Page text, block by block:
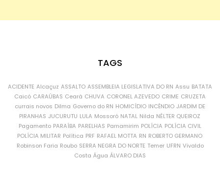
TAGS
ACIDENTE Alcaçuz ASSALTO ASSEMBLEIA LEGISLATIVA DO RN Assu BATATA
Caicó CARAÚBAS Ceará CHUVA CORONEL AZEVEDO CRIME CRUZETA
currais novos Dilma Governo do RN HOMICÍDIO INCÊNDIO JARDIM DE
PIRANHAS JUCURUTU LULA Mossoró NATAL Nilda NÉLTER QUEIROZ
Pagamento PARAÍBA PARELHAS Parnamirim POLÍCIA POLÍCIA CIVIL
POLÍCIA MILITAR Política PRF RAFAEL MOTTA RN ROBERTO GERMANO
Robinson Faria Roubo SERRA NEGRA DO NORTE Temer UFRN Vivaldo
Costa Água ÁLVARO DIAS